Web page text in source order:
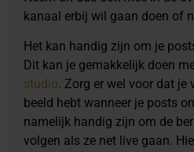
kanaal erbij wil gaan doen of
Het kan handig zijn om je
Dit kan je gemakkelijk doen
studio. Zorg er wel voor dat je
beeld hebt wanneer je posts
namelijk handig zijn om de
volgen als ze net live gaan.